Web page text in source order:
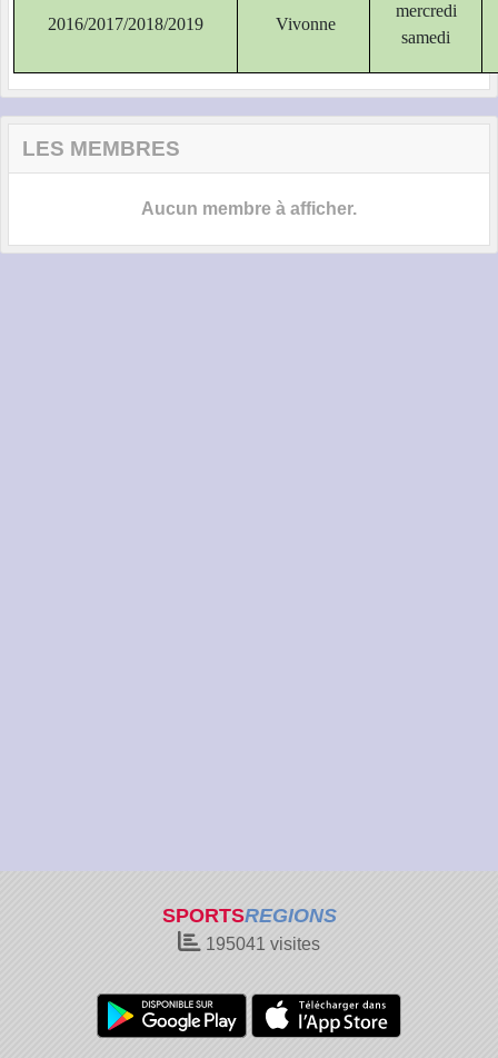
2016/2017/2018/2019 Vivonne
mercredi
samedi
LES MEMBRES
Aucun membre à afficher.
SPORTSREGIONS
195041 visites